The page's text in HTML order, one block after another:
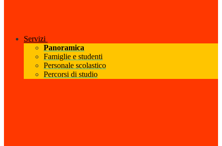
Servizi
Panoramica
Famiglie e studenti
Personale scolastico
Percorsi di studio